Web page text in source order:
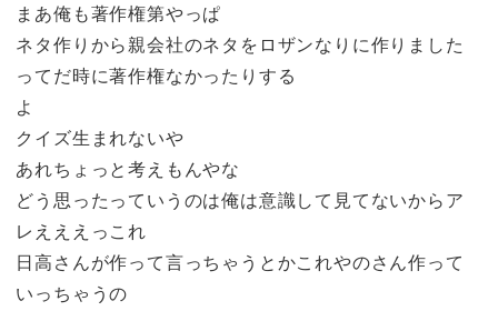
まあ俺も著作権第やっぱ
ネタ作りから親会社のネタをロザンなりに作りました
ってだ時に著作権なかったりする
よ
クイズ生まれないや
あれちょっと考えもんやな
どう思ったっていうのは俺は意識して見てないからア
レえええっこれ
日高さんが作って言っちゃうとかこれやのさん作って
いっちゃうの